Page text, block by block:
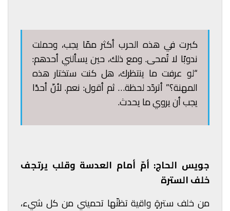
كبرت في هذه الحرب أكثر ممّا يجب، وحملت
ندوبًا لا تُمحى. ومع ذلك، حين يسألني أحدهم:
“لو عرفت ما ينتظرك، هل كنت ستختار هذه
المهنة؟” أتردّد لحظة… ثم أقول: نعم. لأنّ أحدًا
يجب أن يروي ما يحدث.
جويس الحاج: أمّ أمام العدسة وقلب يرتجف
خلف السترة
من خلف سترةٍ واقية تظنّها تحميني من كل شيء،